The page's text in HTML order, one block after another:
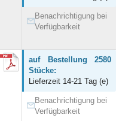
Benachrichtigung bei
Verfügbarkeit
auf Bestellung 2580
Stücke:
Lieferzeit 14-21 Tag (e)
Benachrichtigung bei
Verfügbarkeit